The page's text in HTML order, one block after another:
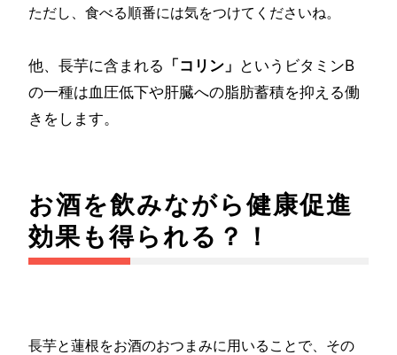
ただし、食べる順番には気をつけてくださいね。
他、長芋に含まれる 「コリン」 というビタミンB
の一種は血圧低下や肝臓への脂肪蓄積を抑える働
きをします。
お酒を飲みながら健康促進
効果も得られる？！
長芋と蓮根をお酒のおつまみに用いることで、その